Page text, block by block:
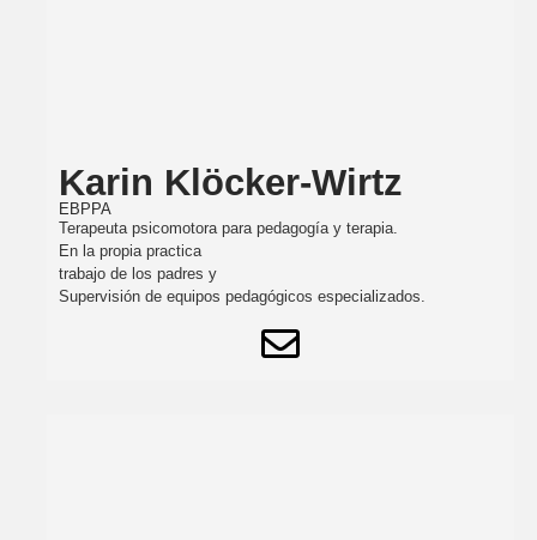
Karin Klöcker-Wirtz
EBPPA
Terapeuta psicomotora para pedagogía y terapia.
En la propia practica
trabajo de los padres y
Supervisión de equipos pedagógicos especializados.